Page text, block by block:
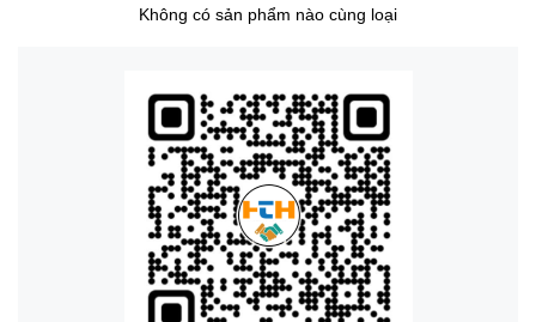
Không có sản phẩm nào cùng loại